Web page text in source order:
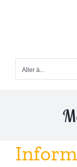
Aller à...